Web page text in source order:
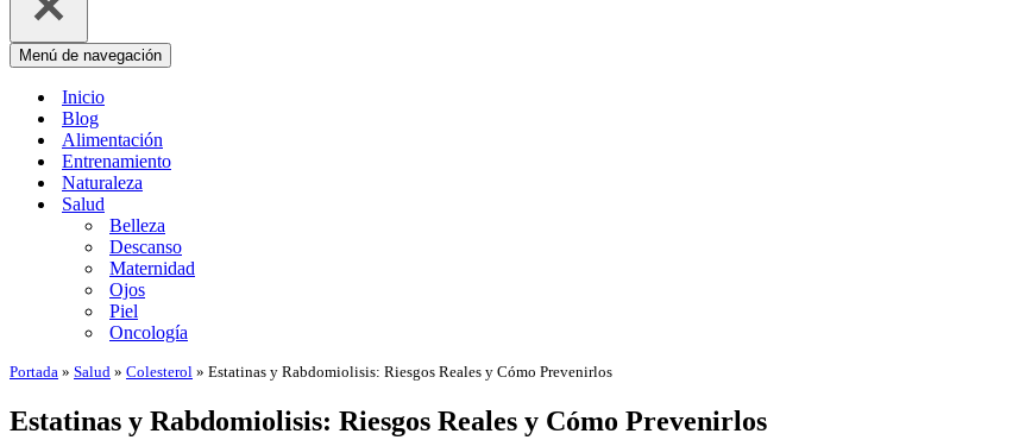
Menú de navegación
Inicio
Blog
Alimentación
Entrenamiento
Naturaleza
Salud
Belleza
Descanso
Maternidad
Ojos
Piel
Oncología
Portada » Salud » Colesterol » Estatinas y Rabdomiolisis: Riesgos Reales y Cómo Prevenirlos
Estatinas y Rabdomiolisis: Riesgos Reales y Cómo Prevenirlos